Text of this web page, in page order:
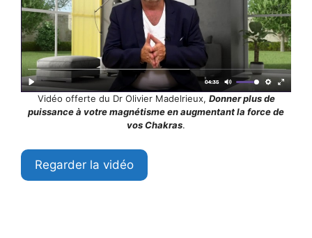
Vidéo offerte du Dr Olivier Madelrieux, Donner plus de
puissance à votre magnétisme en augmentant la force de
vos Chakras.
Regarder la vidéo